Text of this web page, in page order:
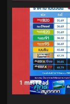
1 min read